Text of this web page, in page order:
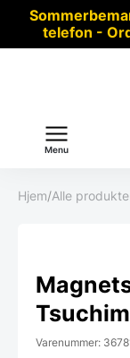
telefon -
Menu
Hjem/Alle
Varenummer: